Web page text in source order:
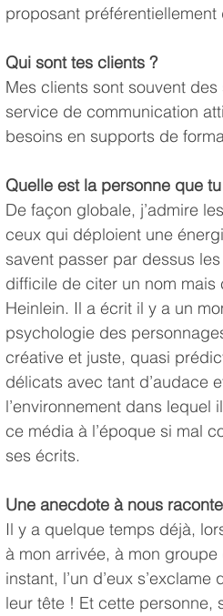
proposant
Qui sont tes clients ?
Mes clients sont souvent
service de communication
besoins en supports de
Quelle est la personne que
De façon globale, j’admire
ceux qui déploient une
savent passer par dessus
difficile de citer un nom
Heinlein. Il a écrit il y a un
psychologie des
créative et juste, quasi
délicats avec tant d’audace
l’environnement dans lequel
ce média à l’époque si mal
ses écrits.
Une anecdote à nous
Il y a quelque temps déjà,
à mon arrivée, à mon
instant, l’un d’eux
leur tête ! Et cette personne,